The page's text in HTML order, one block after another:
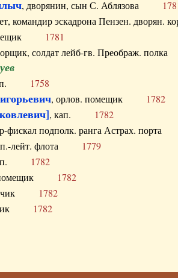
, дворянин, сын С. Аблязова
командир эскадрона Пензен.
1781
солдат лейб-гв. Преображ.
1758
, орлов. помещик 1782
, кап. 1782
фискал подполк. ранга Астрах.
лейт. флота 1779
1782
1782
1782
1782